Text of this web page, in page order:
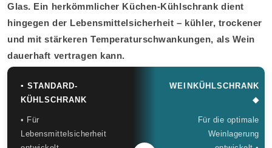
Glas. Ein herkömmlicher Küchen-Kühlschrank dient
hingegen der Lebensmittelsicherheit – kühler, trockener
und mit stärkeren Temperaturschwankungen, als Wein
dauerhaft vertragen kann.
▪ STANDARD-
KÜHLSCHRANK
• Für
Lebensmittelsicherheit
WEINKÜHLSCHRANK
◆
Für die optimale
Weinlagerung